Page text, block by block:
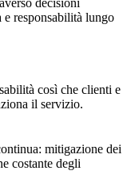
decisioni
e responsabilità lungo
così che clienti e
il servizio.
mitigazione dei
costante degli